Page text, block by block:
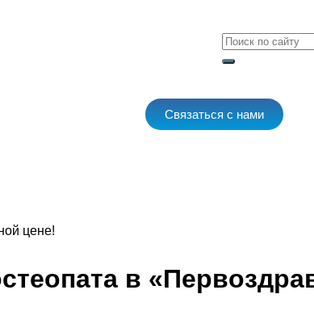
Связаться с нами
цене!
в